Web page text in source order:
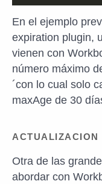
En el ejemplo
expiration plugin,
vienen con
número máximo
´con lo cual solo
maxAge de 30
Otra de las
abordar con